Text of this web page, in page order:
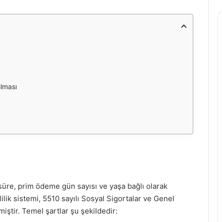
prim ödeme gün sayısı ve yaşa bağlı olarak
sistemi, 5510 sayılı Sosyal Sigortalar ve Genel
Temel şartlar şu şekildedir: